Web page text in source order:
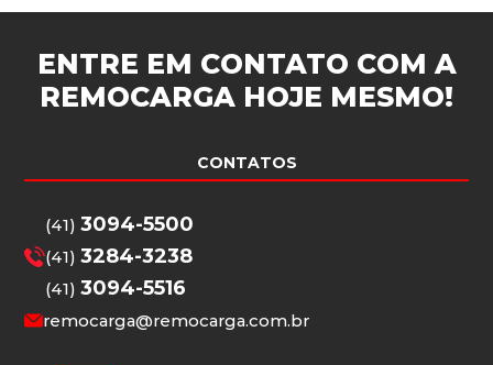
ENTRE EM CONTATO COM A
REMOCARGA HOJE MESMO!
CONTATOS
(41)3094-5500
(41)3284-3238
(41)3094-5516
remocarga@remocarga.com.br